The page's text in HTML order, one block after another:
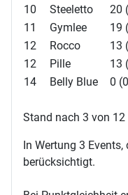
10
Steeletto
20
11
Gymlee
19
12
Rocco
13
12
Pille
13
14
Belly Blue 0
Stand nach 3 von 12
In Wertung 3
berücksichtigt.